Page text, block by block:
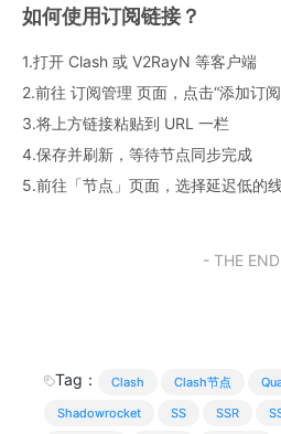
如何使用订阅链接？
1.打开 Clash 或 V2RayN 等客户端
2.前往 订阅管理 页面，点击“添加订阅
3.将上方链接粘贴到 URL 一栏
4.保存并刷新，等待节点同步完成
5.前往「节点」页面，选择延迟低的
- THE
Tag： Clash Clash节点
Shadowrocket
SS SSR